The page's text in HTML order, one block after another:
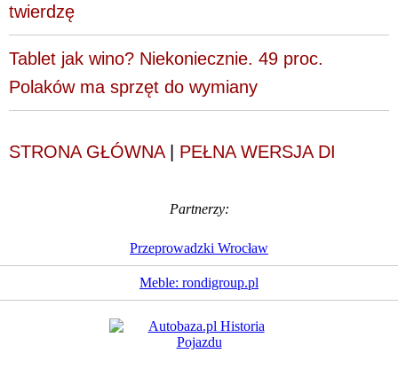
twierdzę
Tablet jak wino? Niekoniecznie. 49 proc.
Polaków ma sprzęt do wymiany
STRONA GŁÓWNA| PEŁNA WERSJA DI
Partnerzy:
Przeprowadzki Wrocław
Meble: rondigroup.pl